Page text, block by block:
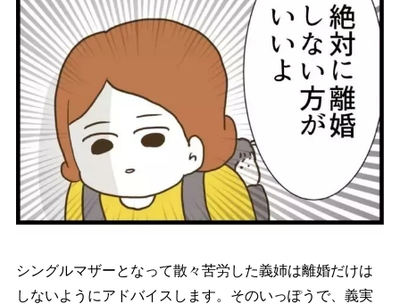
シングルマザーとなって散々苦労した義姉は離婚だけは
しないようにアドバイスします。そのいっぽうで、義実